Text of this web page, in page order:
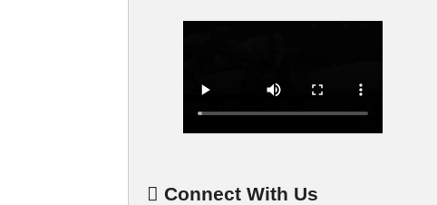
Connect With Us